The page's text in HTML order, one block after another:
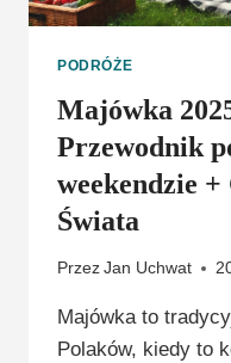
PODRÓŻE
Majówka
Przewodnik
weekendzie
Świata
Przez Jan Uchwat
Majówka to
Polaków, kiedy to